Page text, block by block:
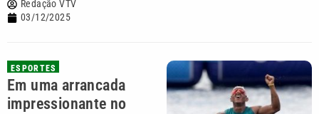
Redação VTV
03/12/2025
ESPORTES
Em uma arrancada
impressionante no